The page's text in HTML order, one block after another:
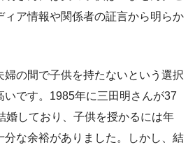
ィア情報や関係者の証言から明らか
婦の間で子供を持たないという選択
いです。1985年に三田明さんが37
婚しており、子供を授かるには年
分な余裕がありました。しかし、結